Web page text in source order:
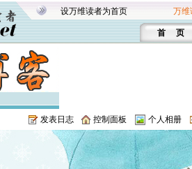
设万维读者为首页 万维
首 页
发表日志 控制面板 个人相册